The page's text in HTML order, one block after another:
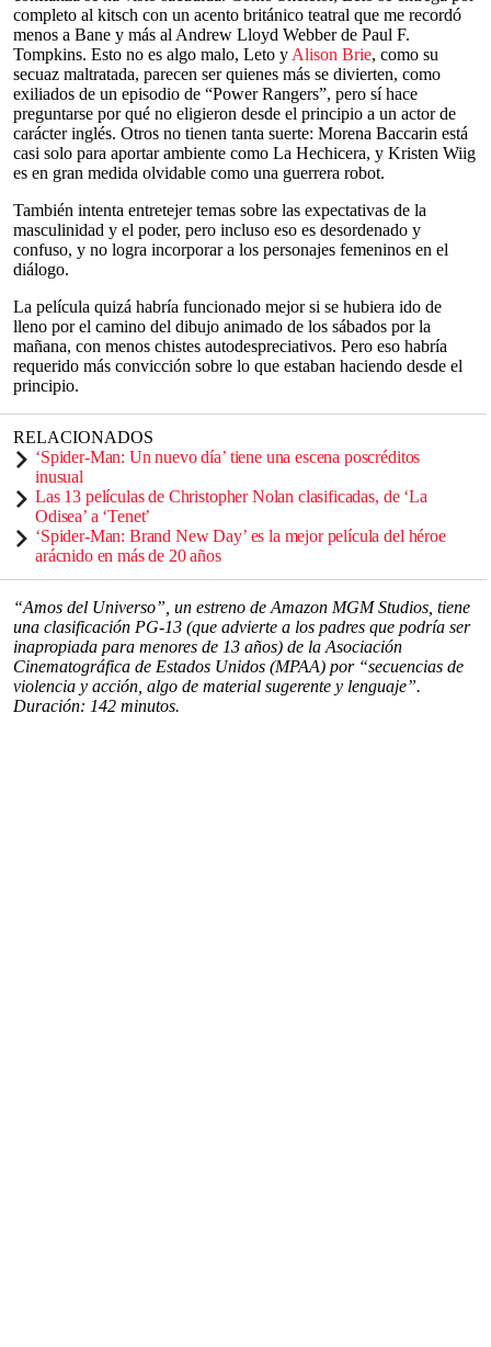
completo al kitsch con un acento británico teatral que me recordó
menos a Bane y más al Andrew Lloyd Webber de Paul F.
Tompkins. Esto no es algo malo, Leto y Alison Brie, como su
secuaz maltratada, parecen ser quienes más se divierten, como
exiliados de un episodio de “Power Rangers”, pero sí hace
preguntarse por qué no eligieron desde el principio a un actor de
carácter inglés. Otros no tienen tanta suerte: Morena Baccarin está
casi solo para aportar ambiente como La Hechicera, y Kristen Wiig
es en gran medida olvidable como una guerrera robot.
También intenta entretejer temas sobre las expectativas de la
masculinidad y el poder, pero incluso eso es desordenado y
confuso, y no logra incorporar a los personajes femeninos en el
diálogo.
La película quizá habría funcionado mejor si se hubiera ido de
lleno por el camino del dibujo animado de los sábados por la
mañana, con menos chistes autodespreciativos. Pero eso habría
requerido más convicción sobre lo que estaban haciendo desde el
principio.
RELACIONADOS
‘Spider-Man: Un nuevo día’ tiene una escena poscréditos
inusual
Las 13 películas de Christopher Nolan clasificadas, de ‘La
Odisea’ a ‘Tenet’
‘Spider-Man: Brand New Day’ es la mejor película del héroe
arácnido en más de 20 años
“Amos del Universo”, un estreno de Amazon MGM Studios, tiene
una clasificación PG-13 (que advierte a los padres que podría ser
inapropiada para menores de 13 años) de la Asociación
Cinematográfica de Estados Unidos (MPAA) por “secuencias de
violencia y acción, algo de material sugerente y lenguaje”.
Duración: 142 minutos.